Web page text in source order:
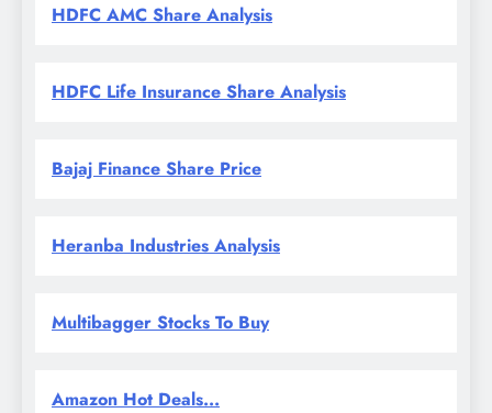
HDFC AMC Share Analysis
HDFC Life Insurance Share Analysis
Bajaj Finance Share Price
Heranba Industries Analysis
Multibagger Stocks To Buy
Amazon Hot Deals...